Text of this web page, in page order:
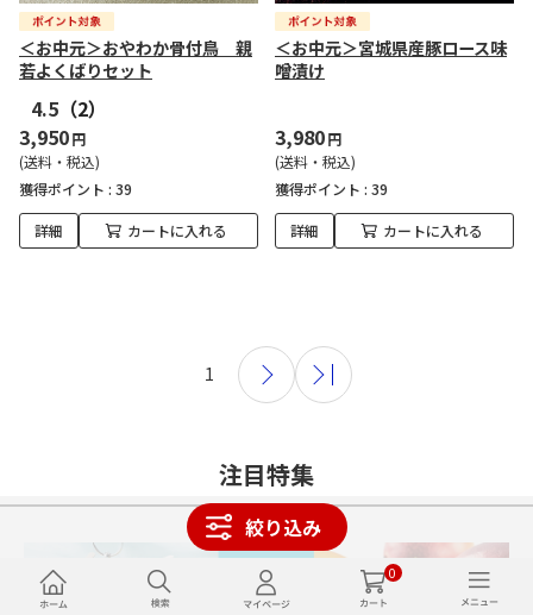
0
絞り込み
＜お中元＞おやわか骨付鳥 親
若よくばりセット
4.5 （2）
3,950円
(送料・税込)
獲得ポイント : 39
詳細 カートに入れる
＜お中元＞宮城県産豚ロース味
噌漬け
3,980円
(送料・税込)
獲得ポイント : 39
詳細 カートに入れる
1
注目特集